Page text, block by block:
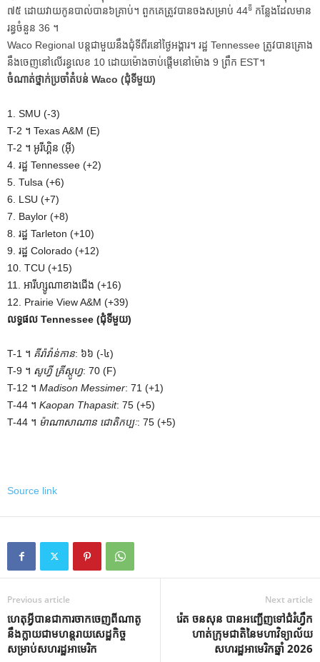
៧៥ ដោយ​វាយ​កូន​បាល់​បាន​៦​គ្រាប់។ ពួកគេត្រូវបានចងសម្រាប់ 44ទី កន្លែងដែលមាន
រន្ធចំនួន 36 ។
Waco Regional បន្តជាមួយនឹងជុំទីពីរនៅថ្ងៃអង្គារ។ រដ្ឋ Tennessee ត្រូវ​បាន​គ្រោង​
នឹង​ចេញ​នៅ​លើ​រន្ធ​លេខ 10 ដោយ​ម៉ោង​ចាប់​ផ្ដើម​នៅ​ម៉ោង 9 ព្រឹក EST។
ចំណាត់ថ្នាក់ប្រចាំតំបន់ Waco (ជុំទីមួយ)
1. SMU (-3)
T-2 ។ Texas A&M (E)
T-2 ។ អូរីហ្គិន (អ៊ី)
4. រដ្ឋ Tennessee (+2)
5. Tulsa (+6)
6. LSU (+7)
7. Baylor (+8)
8. រដ្ឋ Tarleton (+10)
9. រដ្ឋ Colorado (+12)
10. TCU (+15)
11. អារីហ្សូណាខាងជើង (+16)
12. Prairie View A&M (+39)
លទ្ធផល Tennessee (ជុំទីមួយ)
T-1 ។ គីរ៉ាវ៉ាន់កាន: ៦៦ (-៤)
T-9 ។ សូហ្វី គ្រីស្តូហ្វ: 70 (F)
T-12 ។ Madison Messimer: 71 (+1)
T-44 ។ Kaopan Thapasit: 75 (+5)
T-44 ។ ម៉ាណាសាណាន ជោតិកប្បៈ: 75 (+5)
Source link
Previous article
ហេតុ​អ្វី​បាន​ជា​ការ​ចាក​ចេញ​ពី​ណាតូ​
នឹង​ក្លាយ​ជា​មហន្តរាយ​សេដ្ឋកិច្ច​
សម្រាប់​សហរដ្ឋ​អាមេរិក
Next article
រ៉េត ចនសុន បានអញ្ជើញទៅជំរំហ្វឹក
ហាត់ក្រុមជាតិនៃមហាវិទ្យាល័យ
សហរដ្ឋអាមេរិកឆ្នាំ 2026